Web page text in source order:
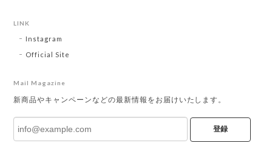
LINK
Instagram
Official Site
Mail Magazine
新商品やキャンペーンなどの最新情報をお届けいたします。
登録